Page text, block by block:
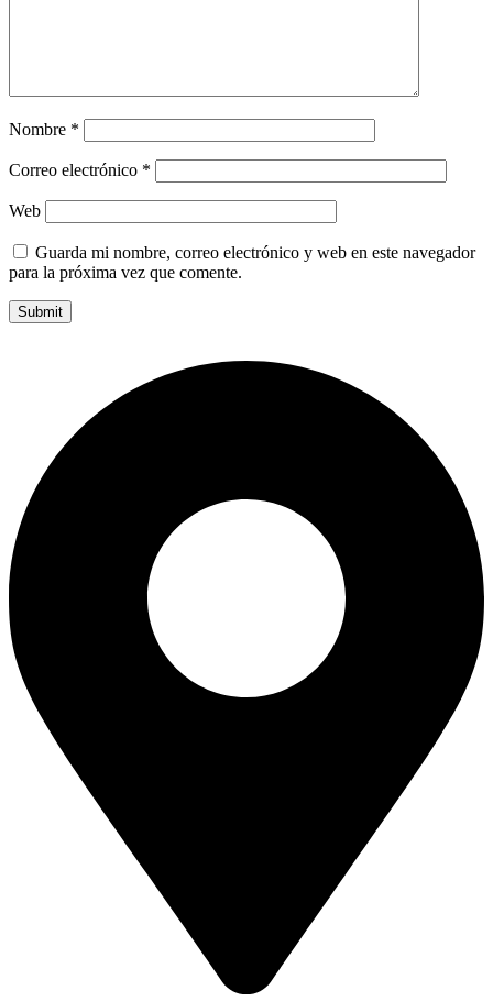
Nombre *
Correo electrónico *
Web
Guarda mi nombre, correo electrónico y web en este navegador
para la próxima vez que comente.